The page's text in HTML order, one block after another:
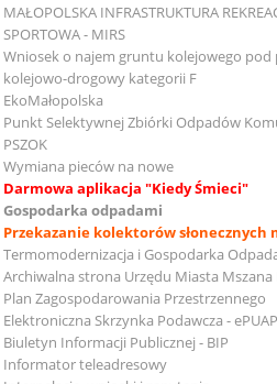
MAŁOPOLSKA INFRASTRUKTURA
SPORTOWA - MIRS
Wniosek o najem gruntu kolejowego pod
kolejowo-drogowy kategorii F
EkoMałopolska
Punkt Selektywnej Zbiórki Odpadów
PSZOK
Wymiana pieców na nowe
Darmowa aplikacja "Kiedy Śmieci"
Gospodarka odpadami
Przekazanie kolektorów słonecznych
Termomodernizacja i Gospodarka
Archiwalna strona Urzędu Miasta Mszana
Plan Zagospodarowania Przestrzennego
Elektroniczna Skrzynka Podawcza - ePUAP
Biuletyn Informacji Publicznej - BIP
Informator teleadresowy